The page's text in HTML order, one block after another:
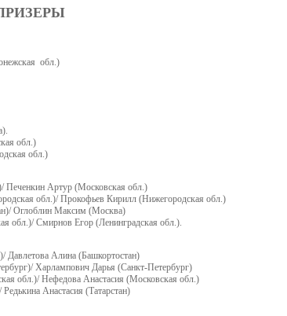
обл.)
обл.)
обл.)
Печенкин Артур (Московская обл.)
обл.)/ Прокофьев Кирилл (Нижегородская обл.)
Оглоблин Максим (Москва)
обл.)/ Смирнов Егор (Ленинградская обл.).
Давлетова Алина (Башкортостан)
Харлампович Дарья (Санкт-Петербург)
обл.)/ Нефедова Анастасия (Московская обл.)
Анастасия (Татарстан)